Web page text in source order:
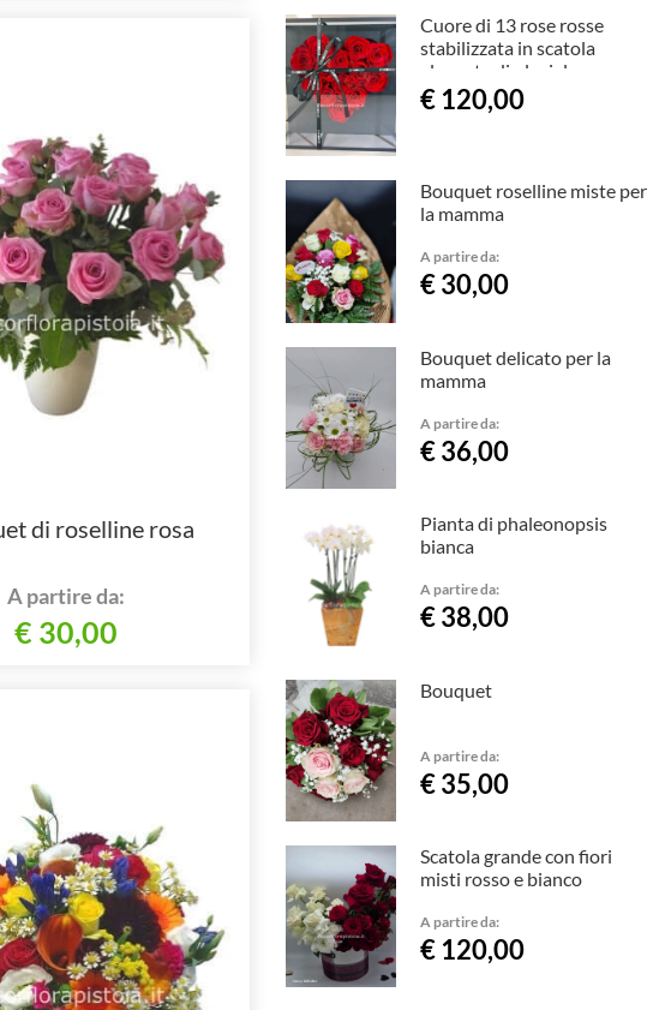
di roselline rosa
A partire da:
€ 30,00
Cuore di 13 rose rosse
stabilizzata in scatola
elegante di plexiglas
€ 120,00
Bouquet roselline miste per
la mamma
A partire da:
€ 30,00
Bouquet delicato per la
mamma
A partire da:
€ 36,00
Pianta di phaleonopsis
bianca
A partire da:
€ 38,00
Bouquet
A partire da:
€ 35,00
Scatola grande con fiori
misti rosso e bianco
A partire da:
€ 120,00